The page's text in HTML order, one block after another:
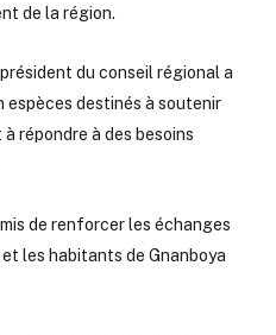
de la région.
du conseil régional a
espèces destinés à soutenir
répondre à des besoins
de renforcer les échanges
les habitants de Gnanboya